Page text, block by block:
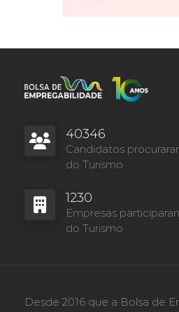
40346
Candidatos
do Turismo
1230
Empresas
do Turismo
Desde 2016 que a Bolsa de